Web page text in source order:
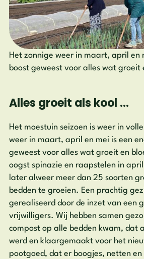
Het zonnige weer in maart, april en
boost geweest voor alles wat groeit
Alles groeit als kool …
Het moestuin seizoen is weer in
weer in maart, april en mei is een
geweest voor alles wat groeit en
oogst spinazie en raapstelen in
later alweer meer dan 25 soorten
bedden te groeien. Een prachtig
gerealiseerd door de inzet van een
vrijwilligers. Wij hebben samen
compost op alle bedden kwam, dat
werd en klaargemaakt voor het
pootgoed, dat er boogjes, netten